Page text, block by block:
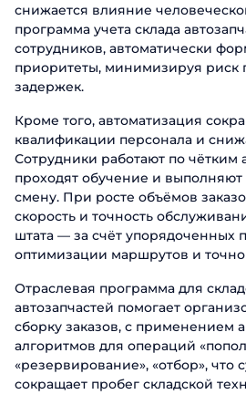
снижается влияние
программа учета склада
сотрудников, автоматически
приоритеты, минимизируя риск
задержек.
Кроме того, автоматизация
квалификации персонала и
Сотрудники работают по чётким
проходят обучение и
смену. При росте объёмов
скорость и точность
штата — за счёт упорядоченных
оптимизации маршрутов и
Отраслевая программа для
автозапчастей помогает
сборку заказов, с применением
алгоритмов для операций
«резервирование», «отбор», что
сокращает пробег складской